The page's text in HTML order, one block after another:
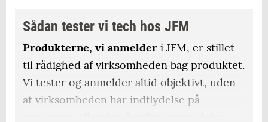
Sådan tester vi tech hos JFM
Produkterne, vi anmelder i JFM, er stillet
til rådighed af virksomheden bag produktet.
Vi tester og anmelder altid objektivt, uden
at virksomheden har indflydelse på